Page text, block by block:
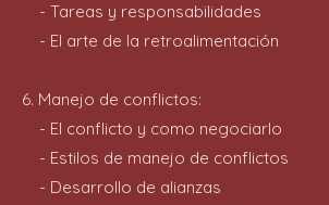
- Tareas y responsabilidades
- El arte de la retroalimentación
6. Manejo de conflictos:
- El conflicto y como negociarlo
- Estilos de manejo de conflictos
- Desarrollo de alianzas